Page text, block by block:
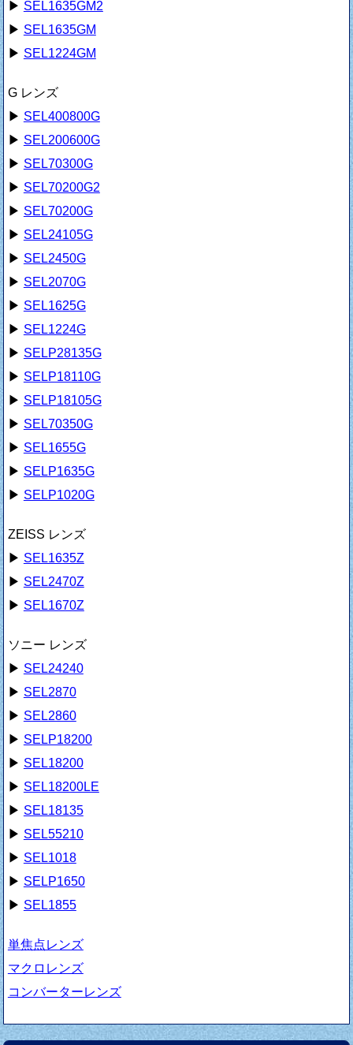
▶ SEL1635GM2
▶ SEL1635GM
▶ SEL1224GM
G レンズ
▶ SEL400800G
▶ SEL200600G
▶ SEL70300G
▶ SEL70200G2
▶ SEL70200G
▶ SEL24105G
▶ SEL2450G
▶ SEL2070G
▶ SEL1625G
▶ SEL1224G
▶ SELP28135G
▶ SELP18110G
▶ SELP18105G
▶ SEL70350G
▶ SEL1655G
▶ SELP1635G
▶ SELP1020G
ZEISS レンズ
▶ SEL1635Z
▶ SEL2470Z
▶ SEL1670Z
ソニー レンズ
▶ SEL24240
▶ SEL2870
▶ SEL2860
▶ SELP18200
▶ SEL18200
▶ SEL18200LE
▶ SEL18135
▶ SEL55210
▶ SEL1018
▶ SELP1650
▶ SEL1855
単焦点レンズ
マクロレンズ
コンバーターレンズ